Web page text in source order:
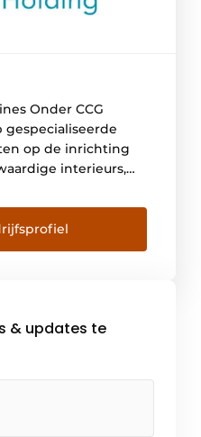
Onder CCG
op de inrichting
interieurs,
zorg, farma,
Alle bedrijven
zullen daar waar
kennis en
& updates te